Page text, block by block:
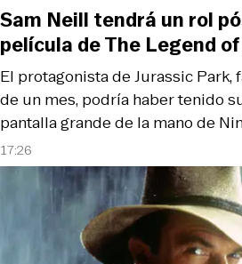
17:26
El protagonista de Jurassic Park,
de un mes, podría haber tenido
pantalla grande de la mano de
Sam Neill tendrá un rol
película de The Legend